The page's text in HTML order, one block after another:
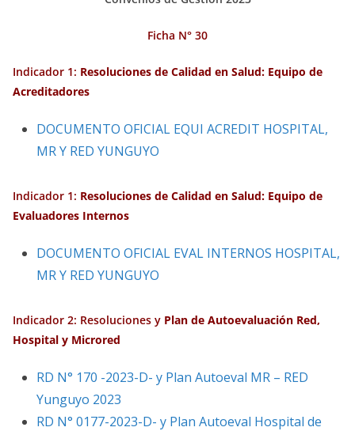
Ficha N° 30
Indicador 1: Resoluciones de Calidad en Salud: Equipo de
Acreditadores
DOCUMENTO OFICIAL EQUI ACREDIT HOSPITAL,
MR Y RED YUNGUYO
Indicador 1: Resoluciones de Calidad en Salud: Equipo de
Evaluadores Internos
DOCUMENTO OFICIAL EVAL INTERNOS HOSPITAL,
MR Y RED YUNGUYO
Indicador 2: Resoluciones y Plan de Autoevaluación Red,
Hospital y Microred
RD N° 170 -2023-D- y Plan Autoeval MR – RED
Yunguyo 2023
RD N° 0177-2023-D- y Plan Autoeval Hospital de